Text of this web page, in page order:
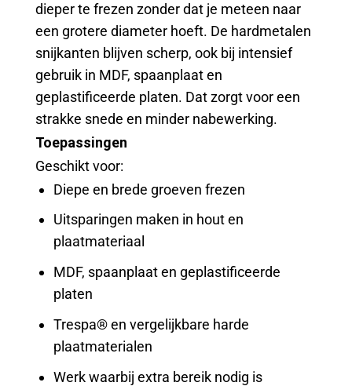
dieper te frezen zonder dat je meteen naar
een grotere diameter hoeft. De hardmetalen
snijkanten blijven scherp, ook bij intensief
gebruik in MDF, spaanplaat en
geplastificeerde platen. Dat zorgt voor een
strakke snede en minder nabewerking.
Toepassingen
Geschikt voor:
Diepe en brede groeven frezen
Uitsparingen maken in hout en
plaatmateriaal
MDF, spaanplaat en geplastificeerde
platen
Trespa® en vergelijkbare harde
plaatmaterialen
Werk waarbij extra bereik nodig is